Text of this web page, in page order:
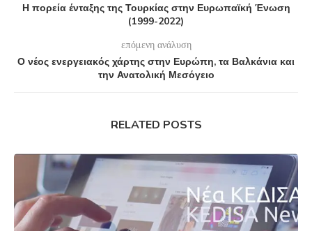
Η πορεία ένταξης της Τουρκίας στην Ευρωπαϊκή Ένωση
(1999-2022)
επόμενη ανάλυση
Ο νέος ενεργειακός χάρτης στην Ευρώπη, τα Βαλκάνια και
την Ανατολική Μεσόγειο
RELATED POSTS